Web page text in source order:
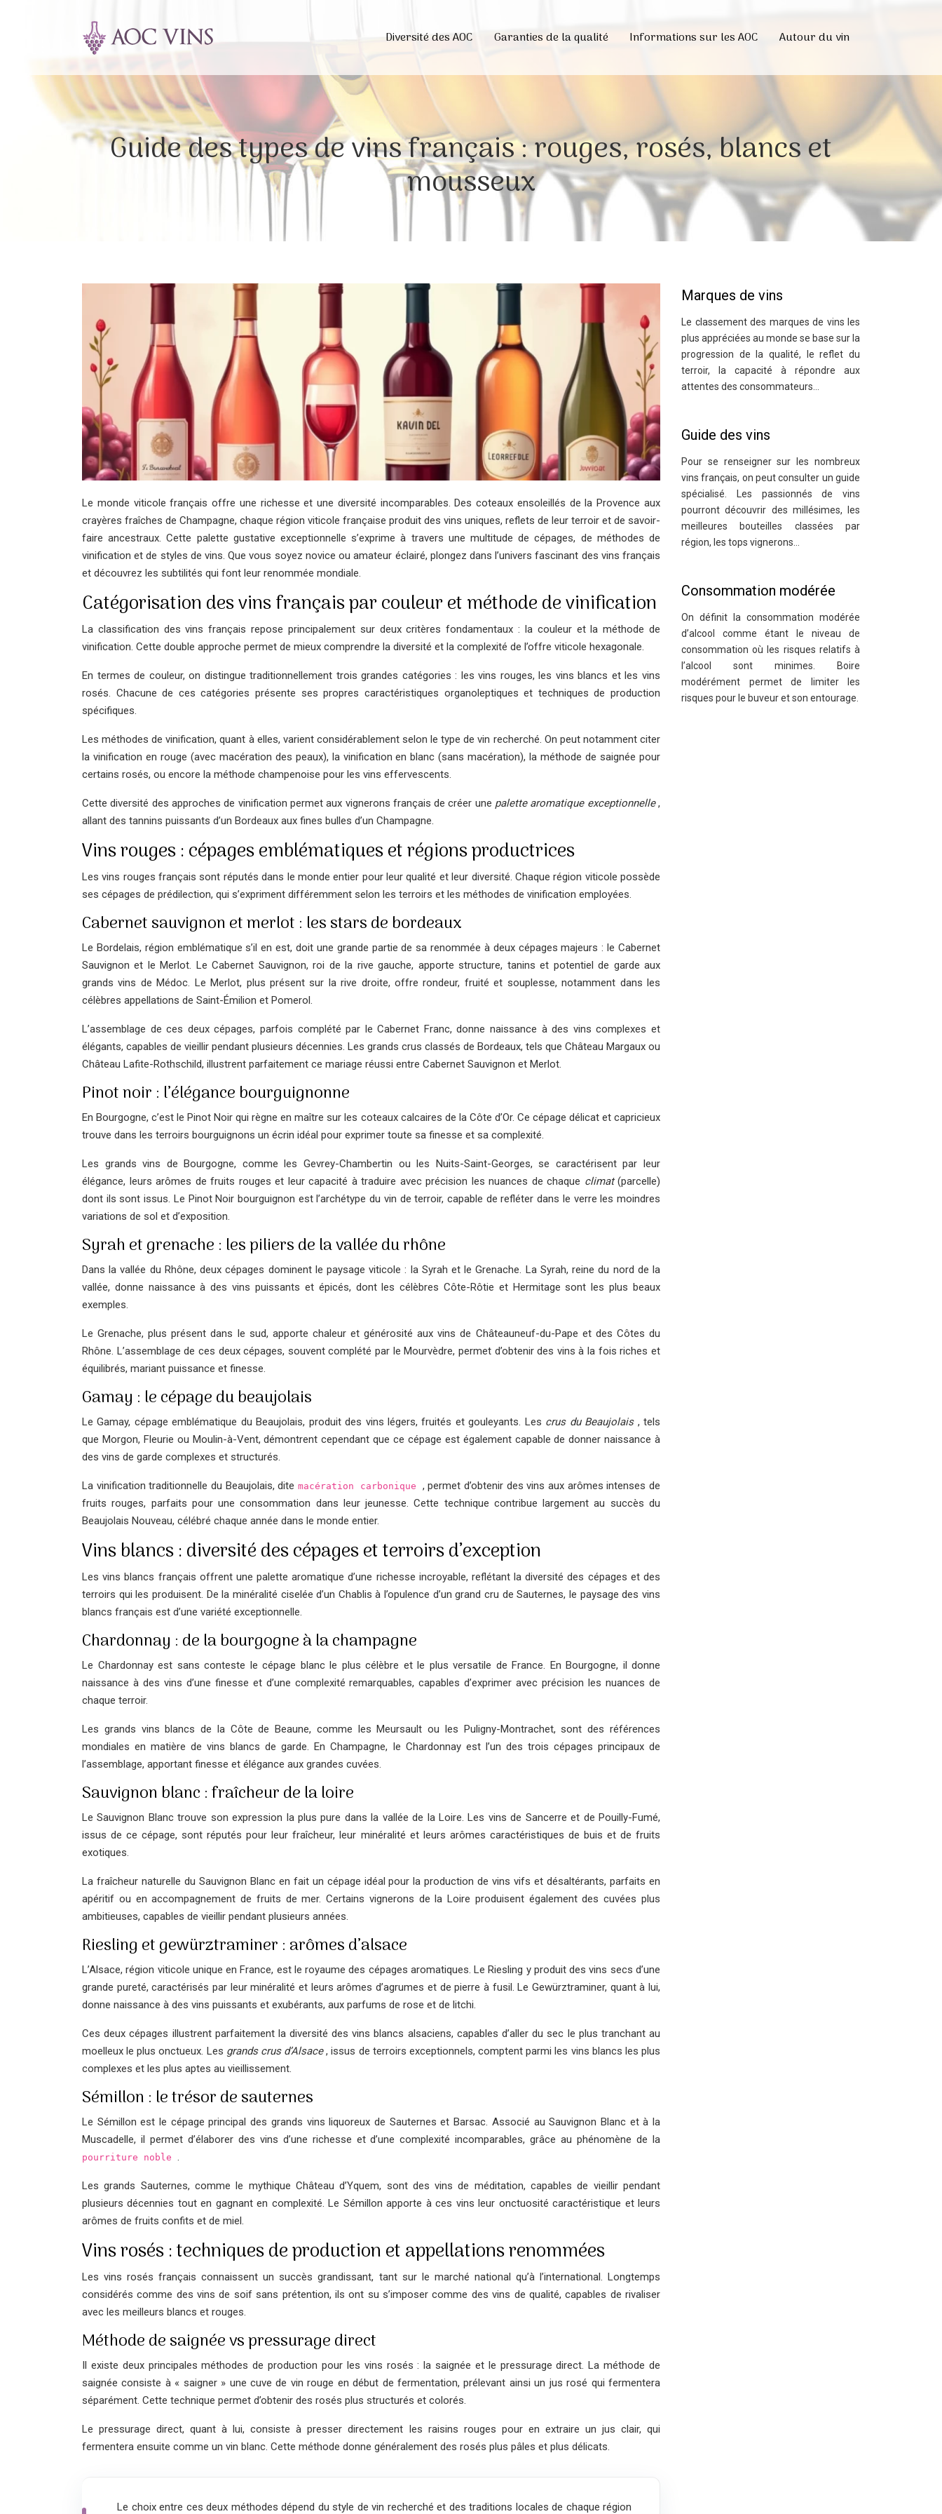
Diversité des AOC Garanties de la qualité Informations sur les AOC Autour du vin
Guide des types de vins français : rouges, rosés, blancs et
mousseux
Le monde viticole français offre une richesse et une diversité incomparables. Des coteaux ensoleillés de la Provence aux
crayères fraîches de Champagne, chaque région viticole française produit des vins uniques, reflets de leur terroir et de savoir-
faire ancestraux. Cette palette gustative exceptionnelle s’exprime à travers une multitude de cépages, de méthodes de
vinification et de styles de vins. Que vous soyez novice ou amateur éclairé, plongez dans l’univers fascinant des vins français
et découvrez les subtilités qui font leur renommée mondiale.
Catégorisation des vins français par couleur et méthode de vinification
La classification des vins français repose principalement sur deux critères fondamentaux : la couleur et la méthode de
vinification. Cette double approche permet de mieux comprendre la diversité et la complexité de l’offre viticole hexagonale.
En termes de couleur, on distingue traditionnellement trois grandes catégories : les vins rouges, les vins blancs et les vins
rosés. Chacune de ces catégories présente ses propres caractéristiques organoleptiques et techniques de production
spécifiques.
Les méthodes de vinification, quant à elles, varient considérablement selon le type de vin recherché. On peut notamment citer
la vinification en rouge (avec macération des peaux), la vinification en blanc (sans macération), la méthode de saignée pour
certains rosés, ou encore la méthode champenoise pour les vins effervescents.
Cette diversité des approches de vinification permet aux vignerons français de créer une palette aromatique exceptionnelle,
allant des tannins puissants d’un Bordeaux aux fines bulles d’un Champagne.
Vins rouges : cépages emblématiques et régions productrices
Les vins rouges français sont réputés dans le monde entier pour leur qualité et leur diversité. Chaque région viticole possède
ses cépages de prédilection, qui s’expriment différemment selon les terroirs et les méthodes de vinification employées.
Cabernet sauvignon et merlot : les stars de bordeaux
Le Bordelais, région emblématique s’il en est, doit une grande partie de sa renommée à deux cépages majeurs : le Cabernet
Sauvignon et le Merlot. Le Cabernet Sauvignon, roi de la rive gauche, apporte structure, tanins et potentiel de garde aux
grands vins de Médoc. Le Merlot, plus présent sur la rive droite, offre rondeur, fruité et souplesse, notamment dans les
célèbres appellations de Saint-Émilion et Pomerol.
L’assemblage de ces deux cépages, parfois complété par le Cabernet Franc, donne naissance à des vins complexes et
élégants, capables de vieillir pendant plusieurs décennies. Les grands crus classés de Bordeaux, tels que Château Margaux ou
Château Lafite-Rothschild, illustrent parfaitement ce mariage réussi entre Cabernet Sauvignon et Merlot.
Pinot noir : l’élégance bourguignonne
En Bourgogne, c’est le Pinot Noir qui règne en maître sur les coteaux calcaires de la Côte d’Or. Ce cépage délicat et capricieux
trouve dans les terroirs bourguignons un écrin idéal pour exprimer toute sa finesse et sa complexité.
Les grands vins de Bourgogne, comme les Gevrey-Chambertin ou les Nuits-Saint-Georges, se caractérisent par leur
élégance, leurs arômes de fruits rouges et leur capacité à traduire avec précision les nuances de chaque climat(parcelle)
dont ils sont issus. Le Pinot Noir bourguignon est l’archétype du vin de terroir, capable de refléter dans le verre les moindres
variations de sol et d’exposition.
Syrah et grenache : les piliers de la vallée du rhône
Dans la vallée du Rhône, deux cépages dominent le paysage viticole : la Syrah et le Grenache. La Syrah, reine du nord de la
vallée, donne naissance à des vins puissants et épicés, dont les célèbres Côte-Rôtie et Hermitage sont les plus beaux
exemples.
Le Grenache, plus présent dans le sud, apporte chaleur et générosité aux vins de Châteauneuf-du-Pape et des Côtes du
Rhône. L’assemblage de ces deux cépages, souvent complété par le Mourvèdre, permet d’obtenir des vins à la fois riches et
équilibrés, mariant puissance et finesse.
Gamay : le cépage du beaujolais
Le Gamay, cépage emblématique du Beaujolais, produit des vins légers, fruités et gouleyants. Les crus du Beaujolais , tels
que Morgon, Fleurie ou Moulin-à-Vent, démontrent cependant que ce cépage est également capable de donner naissance à
des vins de garde complexes et structurés.
La vinification traditionnelle du Beaujolais, ditemacération carbonique , permet d’obtenir des vins aux arômes intenses de
fruits rouges, parfaits pour une consommation dans leur jeunesse. Cette technique contribue largement au succès du
Beaujolais Nouveau, célébré chaque année dans le monde entier.
Vins blancs : diversité des cépages et terroirs d’exception
Les vins blancs français offrent une palette aromatique d’une richesse incroyable, reflétant la diversité des cépages et des
terroirs qui les produisent. De la minéralité ciselée d’un Chablis à l’opulence d’un grand cru de Sauternes, le paysage des vins
blancs français est d’une variété exceptionnelle.
Chardonnay : de la bourgogne à la champagne
Le Chardonnay est sans conteste le cépage blanc le plus célèbre et le plus versatile de France. En Bourgogne, il donne
naissance à des vins d’une finesse et d’une complexité remarquables, capables d’exprimer avec précision les nuances de
chaque terroir.
Les grands vins blancs de la Côte de Beaune, comme les Meursault ou les Puligny-Montrachet, sont des références
mondiales en matière de vins blancs de garde. En Champagne, le Chardonnay est l’un des trois cépages principaux de
l’assemblage, apportant finesse et élégance aux grandes cuvées.
Sauvignon blanc : fraîcheur de la loire
Le Sauvignon Blanc trouve son expression la plus pure dans la vallée de la Loire. Les vins de Sancerre et de Pouilly-Fumé,
issus de ce cépage, sont réputés pour leur fraîcheur, leur minéralité et leurs arômes caractéristiques de buis et de fruits
exotiques.
La fraîcheur naturelle du Sauvignon Blanc en fait un cépage idéal pour la production de vins vifs et désaltérants, parfaits en
apéritif ou en accompagnement de fruits de mer. Certains vignerons de la Loire produisent également des cuvées plus
ambitieuses, capables de vieillir pendant plusieurs années.
Riesling et gewürztraminer : arômes d’alsace
L’Alsace, région viticole unique en France, est le royaume des cépages aromatiques. Le Riesling y produit des vins secs d’une
grande pureté, caractérisés par leur minéralité et leurs arômes d’agrumes et de pierre à fusil. Le Gewürztraminer, quant à lui,
donne naissance à des vins puissants et exubérants, aux parfums de rose et de litchi.
Ces deux cépages illustrent parfaitement la diversité des vins blancs alsaciens, capables d’aller du sec le plus tranchant au
moelleux le plus onctueux. Les grands crus d’Alsace, issus de terroirs exceptionnels, comptent parmi les vins blancs les plus
complexes et les plus aptes au vieillissement.
Sémillon : le trésor de sauternes
Le Sémillon est le cépage principal des grands vins liquoreux de Sauternes et Barsac. Associé au Sauvignon Blanc et à la
Muscadelle, il permet d’élaborer des vins d’une richesse et d’une complexité incomparables, grâce au phénomène de la
pourriture noble .
Les grands Sauternes, comme le mythique Château d’Yquem, sont des vins de méditation, capables de vieillir pendant
plusieurs décennies tout en gagnant en complexité. Le Sémillon apporte à ces vins leur onctuosité caractéristique et leurs
arômes de fruits confits et de miel.
Vins rosés : techniques de production et appellations renommées
Les vins rosés français connaissent un succès grandissant, tant sur le marché national qu’à l’international. Longtemps
considérés comme des vins de soif sans prétention, ils ont su s’imposer comme des vins de qualité, capables de rivaliser
avec les meilleurs blancs et rouges.
Méthode de saignée vs pressurage direct
Il existe deux principales méthodes de production pour les vins rosés : la saignée et le pressurage direct. La méthode de
saignée consiste à « saigner » une cuve de vin rouge en début de fermentation, prélevant ainsi un jus rosé qui fermentera
séparément. Cette technique permet d’obtenir des rosés plus structurés et colorés.
Le pressurage direct, quant à lui, consiste à presser directement les raisins rouges pour en extraire un jus clair, qui
fermentera ensuite comme un vin blanc. Cette méthode donne généralement des rosés plus pâles et plus délicats.
Le choix entre ces deux méthodes dépend du style de vin recherché et des traditions locales de chaque région
Marques de vins
Le classement des marques de vins les
plus appréciées au monde se base sur la
progression de la qualité, le reflet du
terroir, la capacité à répondre aux
attentes des consommateurs…
Guide des vins
Pour se renseigner sur les nombreux
vins français, on peut consulter un guide
spécialisé. Les passionnés de vins
pourront découvrir des millésimes, les
meilleures bouteilles classées par
région, les tops vignerons…
Consommation modérée
On définit la consommation modérée
d’alcool comme étant le niveau de
consommation où les risques relatifs à
l’alcool sont minimes. Boire
modérément permet de limiter les
risques pour le buveur et son entourage.